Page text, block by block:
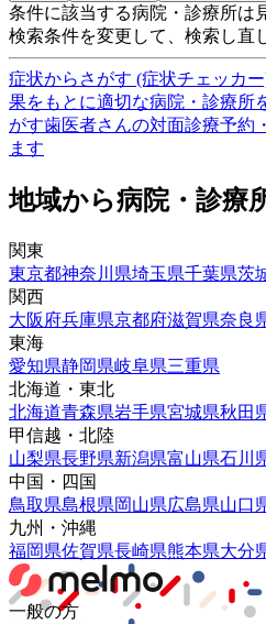
条件に該当する病院・診療所は
検索条件を変更して、検索し直
症状からさがす (症状チェッカ
果をもとに適切な病院・診療所
がす歯医者さんの対面診療予約
ます
地域から病院・診療
関東
東京都神奈川県埼玉県千葉県茨
関西
大阪府兵庫県京都府滋賀県奈良
東海
愛知県静岡県岐阜県三重県
北海道・東北
北海道青森県岩手県宮城県秋田
甲信越・北陸
山梨県長野県新潟県富山県石川
中国・四国
鳥取県島根県岡山県広島県山口
九州・沖縄
福岡県佐賀県長崎県熊本県大分
一般の方